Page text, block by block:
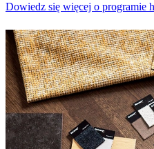
Dowiedz się więcej o programie